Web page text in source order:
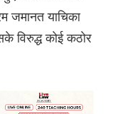
जमानत याचिका
विरुद्ध कोई कठोर